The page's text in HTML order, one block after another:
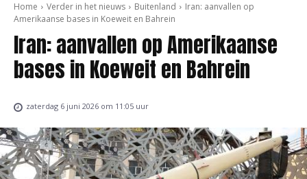
Home Verder in het nieuws Buitenland
Iran: aanvallen op
Amerikaanse bases in Koeweit en Bahrein
Iran: aanvallen op Amerikaanse
bases in Koeweit en Bahrein
zaterdag 6 juni 2026 om 11:05 uur